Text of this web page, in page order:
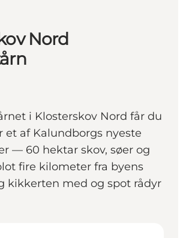
Nord
i Klosterskov Nord får du
et af Kalundborgs nyeste
— 60 hektar skov, søer og
fire kilometer fra byens
kikkerten med og spot rådyr